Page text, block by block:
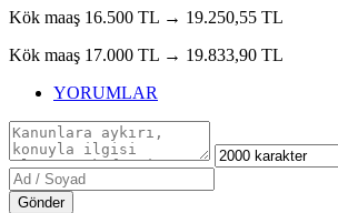
Kök maaş 16.500 TL → 19.250,55 TL
Kök maaş 17.000 TL → 19.833,90 TL
YORUMLAR
Gönder